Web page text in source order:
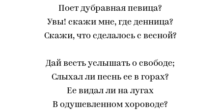
Поет дубравная певица?
Увы! скажи мне, где денница?
Скажи, что сделалось с весной?
Дай весть услышать о свободе;
Слыхал ли песнь ее в горах?
Ее видал ли на лугах
В одушевленном хороводе?